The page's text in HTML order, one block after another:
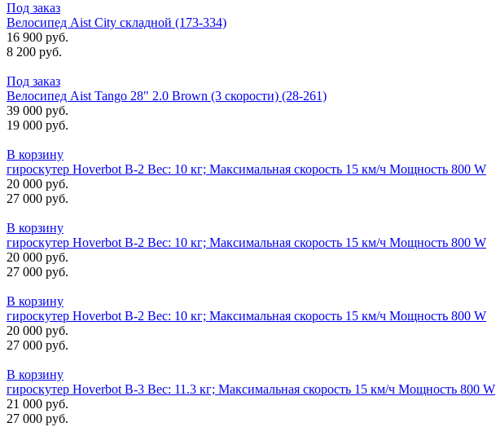
Под заказ
Велосипед Aist City складной (173-334)
16 900 руб.
8 200 руб.
Под заказ
Велосипед Aist Tango 28" 2.0 Brown (3 скорости) (28-261)
39 000 руб.
19 000 руб.
В корзину
гироскутер Hoverbot B-2 Вес: 10 кг; Максимальная скорость 15 км/ч Мощность 800 W
20 000 руб.
27 000 руб.
В корзину
гироскутер Hoverbot B-2 Вес: 10 кг; Максимальная скорость 15 км/ч Мощность 800 W
20 000 руб.
27 000 руб.
В корзину
гироскутер Hoverbot B-2 Вес: 10 кг; Максимальная скорость 15 км/ч Мощность 800 W
20 000 руб.
27 000 руб.
В корзину
гироскутер Hoverbot B-3 Вес: 11.3 кг; Максимальная скорость 15 км/ч Мощность 800 W
21 000 руб.
27 000 руб.